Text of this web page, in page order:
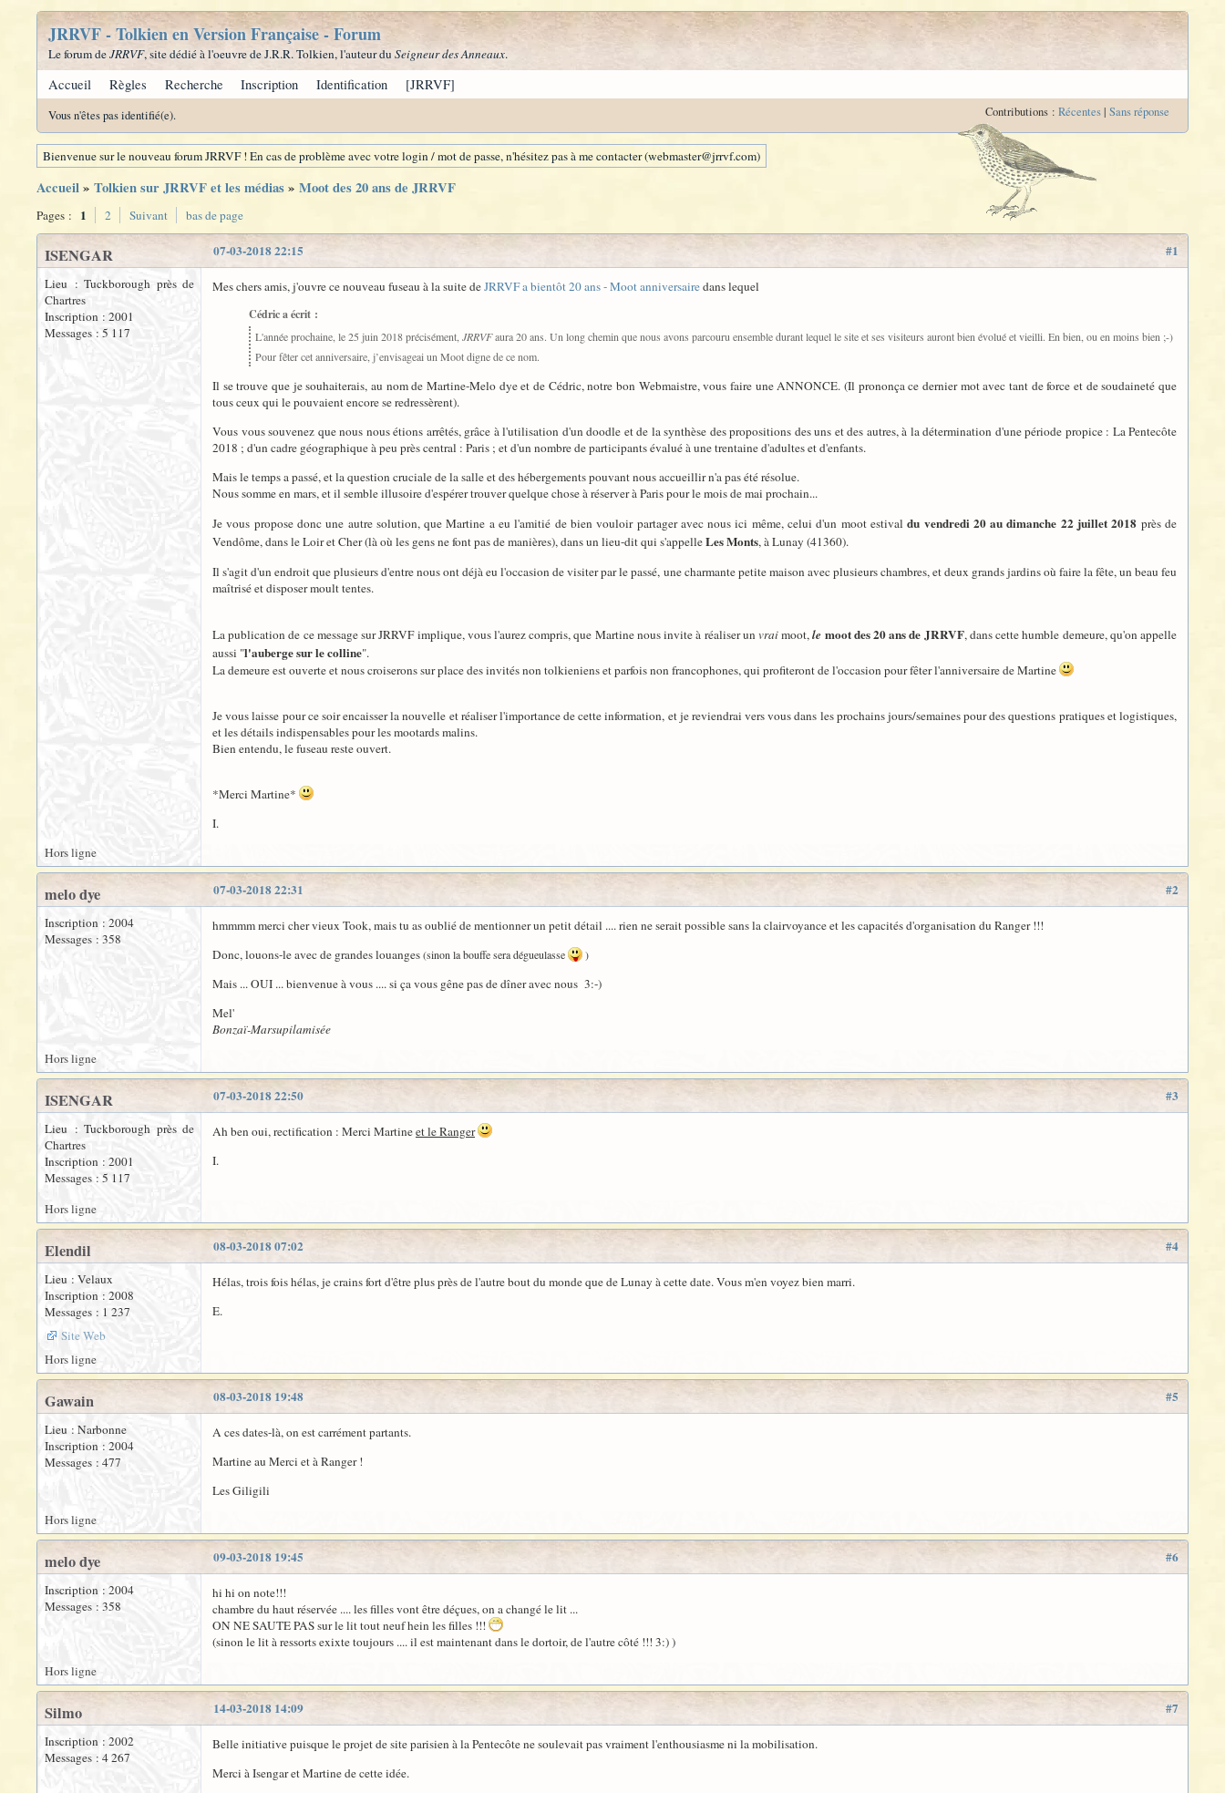
JRRVF - Tolkien en Version Française - Forum
Le forum deJRRVF, site dédié à l'oeuvre de J.R.R. Tolkien, l'auteur du Seigneur des Anneaux.
Accueil Règles Recherche Inscription Identification [JRRVF]
Vous n'êtes pas identifié(e). Contributions : Récentes| Sans réponse
Bienvenue sur le nouveau forum JRRVF ! En cas de problème avec votre login / mot de passe, n'hésitez pas à me contacter (webmaster@jrrvf.com)
Accueil» Tolkien sur JRRVF et les médias» Moot des 20 ans de JRRVF
Pages : 1 2 Suivant bas de page
#1
07-03-2018 22:15
ISENGAR
Lieu : Tuckborough près de
Chartres
Inscription : 2001
Messages : 5 117
Mes chers amis, j'ouvre ce nouveau fuseau à la suite deJRRVF a bientôt 20 ans - Moot anniversairedans lequel
Cédric a écrit :
L'année prochaine, le 25 juin 2018 précisément, JRRVFaura 20 ans. Un long chemin que nous avons parcouru ensemble durant lequel le site et ses visiteurs auront bien évolué et vieilli. En bien, ou en moins bien ;-)
Pour fêter cet anniversaire, j’envisageai un Moot digne de ce nom.
Il se trouve que je souhaiterais, au nom de Martine-Melo dye et de Cédric, notre bon Webmaistre, vous faire une ANNONCE. (Il prononça ce dernier mot avec tant de force et de soudaineté que
tous ceux qui le pouvaient encore se redressèrent).
Vous vous souvenez que nous nous étions arrêtés, grâce à l'utilisation d'un doodle et de la synthèse des propositions des uns et des autres, à la détermination d'une période propice : La Pentecôte
2018 ; d'un cadre géographique à peu près central : Paris ; et d'un nombre de participants évalué à une trentaine d'adultes et d'enfants.
Mais le temps a passé, et la question cruciale de la salle et des hébergements pouvant nous accueillir n'a pas été résolue.
Nous somme en mars, et il semble illusoire d'espérer trouver quelque chose à réserver à Paris pour le mois de mai prochain...
Je vous propose donc une autre solution, que Martine a eu l'amitié de bien vouloir partager avec nous ici même, celui d'un moot estivaldu vendredi 20 au dimanche 22 juillet 2018 près de
Vendôme, dans le Loir et Cher (là où les gens ne font pas de manières), dans un lieu-dit qui s'appelleLes Monts, à Lunay (41360).
Il s'agit d'un endroit que plusieurs d'entre nous ont déjà eu l'occasion de visiter par le passé, une charmante petite maison avec plusieurs chambres, et deux grands jardins où faire la fête, un beau feu
maîtrisé et disposer moult tentes.
La publication de ce message sur JRRVF implique, vous l'aurez compris, que Martine nous invite à réaliser unvraimoot,le moot des 20 ans de JRRVF, dans cette humble demeure, qu'on appelle
aussi "l'auberge sur le colline".
La demeure est ouverte et nous croiserons sur place des invités non tolkieniens et parfois non francophones, qui profiteront de l'occasion pour fêter l'anniversaire de Martine
Je vous laisse pour ce soir encaisser la nouvelle et réaliser l'importance de cette information, et je reviendrai vers vous dans les prochains jours/semaines pour des questions pratiques et logistiques,
et les détails indispensables pour les mootards malins.
Bien entendu, le fuseau reste ouvert.
*Merci Martine*
I.
Hors ligne
#2
07-03-2018 22:31
melo dye
Inscription : 2004
Messages : 358
hmmmm merci cher vieux Took, mais tu as oublié de mentionner un petit détail .... rien ne serait possible sans la clairvoyance et les capacités d'organisation du Ranger !!!
Donc, louons-le avec de grandes louanges(sinon la bouffe sera dégueulasse )
Mais ... OUI ... bienvenue à vous .... si ça vous gêne pas de dîner avec nous 3:-)
Mel'
Bonzaï-Marsupilamisée
Hors ligne
#3
07-03-2018 22:50
ISENGAR
Lieu : Tuckborough près de
Chartres
Inscription : 2001
Messages : 5 117
Ah ben oui, rectification : Merci Martineet le Ranger
I.
Hors ligne
#4
08-03-2018 07:02
Elendil
Lieu : Velaux
Inscription : 2008
Messages : 1 237
Site Web
Hélas, trois fois hélas, je crains fort d'être plus près de l'autre bout du monde que de Lunay à cette date. Vous m'en voyez bien marri.
E.
Hors ligne
#5
08-03-2018 19:48
Gawain
Lieu : Narbonne
Inscription : 2004
Messages : 477
A ces dates-là, on est carrément partants.
Martine au Merci et à Ranger !
Les Giligili
Hors ligne
#6
09-03-2018 19:45
melo dye
Inscription : 2004
Messages : 358
hi hi on note!!!
chambre du haut réservée .... les filles vont être déçues, on a changé le lit ...
ON NE SAUTE PAS sur le lit tout neuf hein les filles !!!
(sinon le lit à ressorts exixte toujours .... il est maintenant dans le dortoir, de l'autre côté !!! 3:) )
Hors ligne
#7
14-03-2018 14:09
Silmo
Inscription : 2002
Messages : 4 267
Belle initiative puisque le projet de site parisien à la Pentecôte ne soulevait pas vraiment l'enthousiasme ni la mobilisation.
Merci à Isengar et Martine de cette idée.